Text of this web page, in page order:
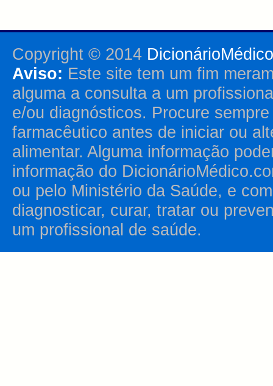
Copyright © 2014
Aviso: Este site tem um fim
alguma a consulta a um
e/ou diagnósticos. Procure
farmacêutico antes de iniciar ou
alimentar. Alguma informação
informação do
ou pelo Ministério da Saúde, e
diagnosticar, curar, tratar ou
um profissional de saúde.